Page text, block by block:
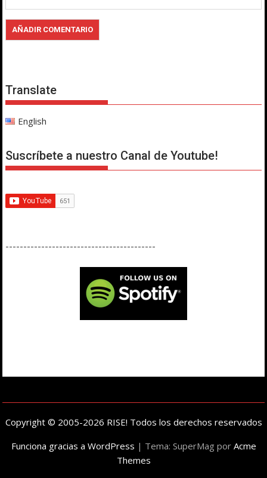
Translate
English
Suscríbete a nuestro Canal de Youtube!
------------------------------------------
Copyright © 2005-2026 RISE! Todos los derechos reservados
Funciona gracias a WordPress | Tema: SuperMag por Acme
Themes